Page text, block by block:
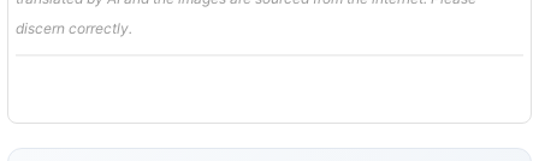
discern correctly.